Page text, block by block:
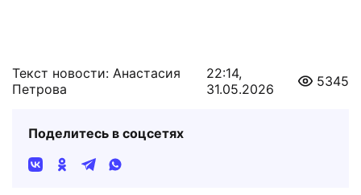
Текст новости: Анастасия
Петрова
22:14,
31.05.2026
5345
Поделитесь в соцсетях